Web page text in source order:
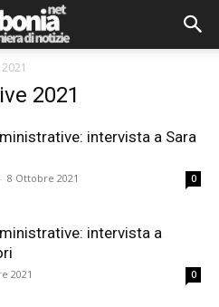
2021
intervista a Sara
- 8 Ottobre 2021 0
intervista a
2021 0